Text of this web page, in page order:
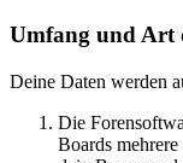
Umfang und Art
Deine Daten werden
Die
Boards